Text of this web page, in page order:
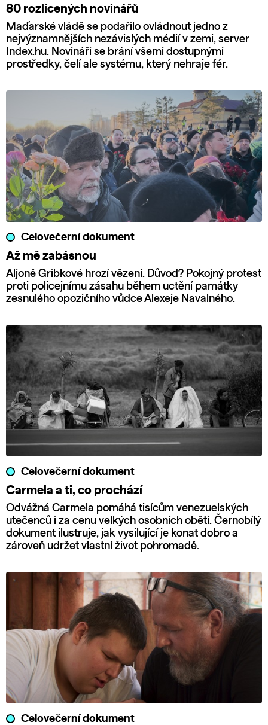
80 rozlícených novinářů
Maďarské vládě se podařilo ovládnout jedno z
nejvýznamnějších nezávislých médií v zemi, server
Index.hu. Novináři se brání všemi dostupnými
prostředky, čelí ale systému, který nehraje fér.
Celovečerní dokument
Až mě zabásnou
Aljoně Gribkové hrozí vězení. Důvod? Pokojný protest
proti policejnímu zásahu během uctění památky
zesnulého opozičního vůdce Alexeje Navalného.
Celovečerní dokument
Carmela a ti, co prochází
Odvážná Carmela pomáhá tisícům venezuelských
utečenců i za cenu velkých osobních obětí. Černobílý
dokument ilustruje, jak vysilující je konat dobro a
zároveň udržet vlastní život pohromadě.
Celovečerní dokument